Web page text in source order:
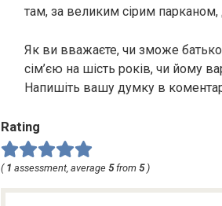
там, за великим сірим
Як ви вважаєте, чи зможе
сім’єю на шість років, чи йому
Напишіть вашу думку в
Rating
( 1 assessment, average 5from 5)